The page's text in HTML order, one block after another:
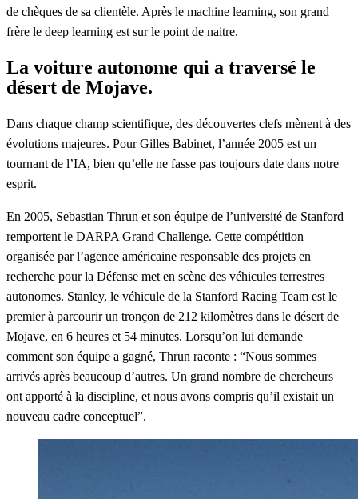
de chèques de sa clientèle. Après le machine learning, son grand
frère le deep learning est sur le point de naitre.
La voiture autonome qui a traversé le
désert de Mojave.
Dans chaque champ scientifique, des découvertes clefs mènent à des
évolutions majeures. Pour Gilles Babinet, l’année 2005 est un
tournant de l’IA, bien qu’elle ne fasse pas toujours date dans notre
esprit.
En 2005, Sebastian Thrun et son équipe de l’université de Stanford
remportent le DARPA Grand Challenge. Cette compétition
organisée par l’agence américaine responsable des projets en
recherche pour la Défense met en scène des véhicules terrestres
autonomes. Stanley, le véhicule de la Stanford Racing Team est le
premier à parcourir un tronçon de 212 kilomètres dans le désert de
Mojave, en 6 heures et 54 minutes. Lorsqu’on lui demande
comment son équipe a gagné, Thrun raconte : “Nous sommes
arrivés après beaucoup d’autres. Un grand nombre de chercheurs
ont apporté à la discipline, et nous avons compris qu’il existait un
nouveau cadre conceptuel”.